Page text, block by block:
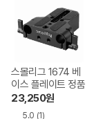
스몰리그 1674 베
이스 플레이트 정품
23,250원
5.0 (1)